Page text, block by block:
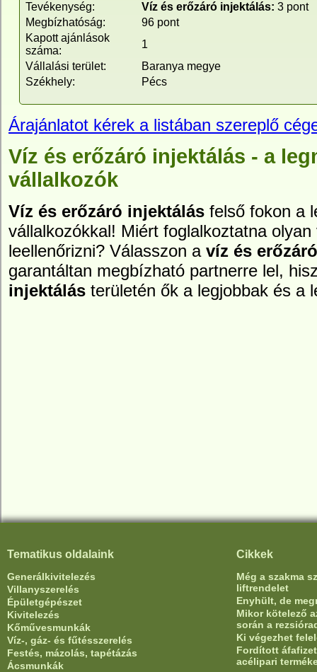
Tevékenység: Víz és erőzáró injektálás: 3 pont
Megbízhatóság:
96 pont
Kapott ajánlások
száma:
1
Vállalási terület:
Baranya megye
Székhely:
Pécs
Árajánlatot kérek a listában szereplő
Víz és erőzáró injektálás - a
vállalkozók
Víz és erőzáró injektálás felső fokon a
vállalkozókkal! Miért foglalkoztatna
leellenőrizni? Válasszon a víz és
garantáltan megbízható partnerre lel,
injektálás területén ők a legjobbak és a
Tematikus oldalaink
Generálkivitelezés
Villanyszerelés
Épületgépészet
Kivitelezés
Kőművesmunkák
Víz-, gáz- és fűtésszerelés
Festés, mázolás, tapétázás
Ácsmunkák
Cikkek
Még a szakma
liftrendelet
Enyhült, de
Mikor kötelező
során a
Ki végezhet
Fordított
acélipari